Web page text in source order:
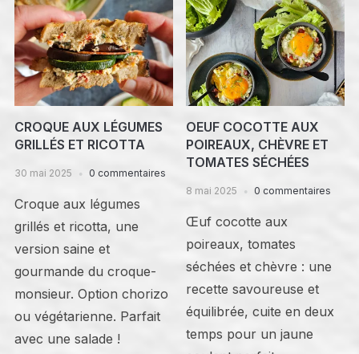
CROQUE AUX LÉGUMES
GRILLÉS ET RICOTTA
30 mai 2025 0 commentaires
Croque aux légumes
grillés et ricotta, une
version saine et
gourmande du croque-
monsieur. Option chorizo
ou végétarienne. Parfait
avec une salade !
OEUF COCOTTE AUX
POIREAUX, CHÈVRE ET
TOMATES SÉCHÉES
8 mai 2025 0 commentaires
Œuf cocotte aux
poireaux, tomates
séchées et chèvre : une
recette savoureuse et
équilibrée, cuite en deux
temps pour un jaune